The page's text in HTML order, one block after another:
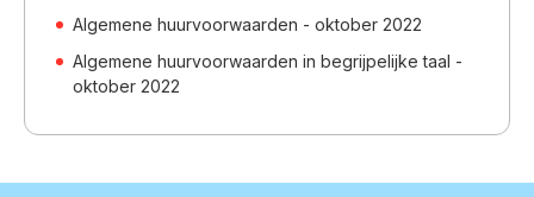
Algemene huurvoorwaarden - oktober 2022
Algemene huurvoorwaarden in begrijpelijke taal -
oktober 2022